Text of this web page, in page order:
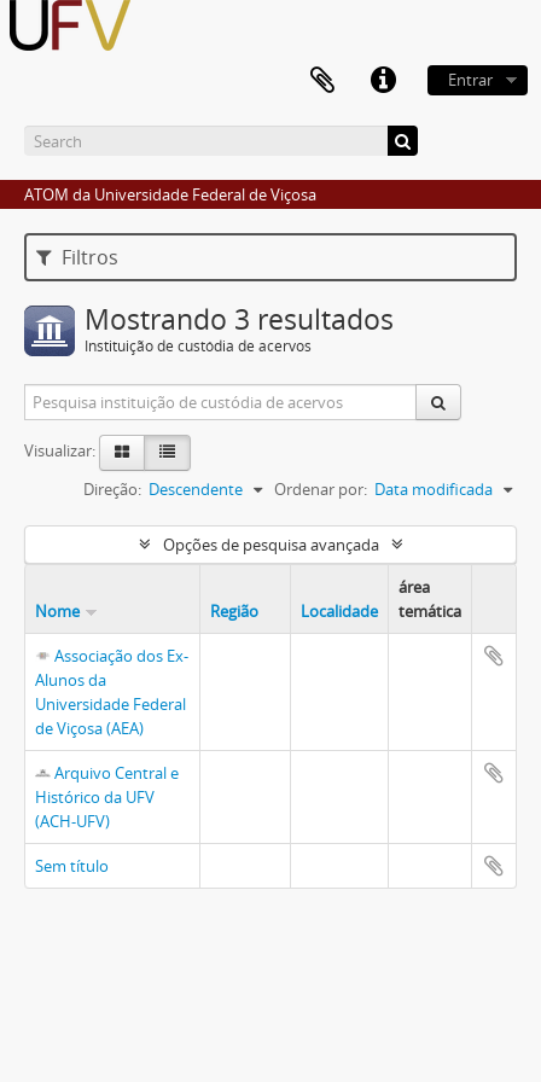
Entrar
ATOM da Universidade Federal de Viçosa
Filtros
Mostrando 3 resultados
Instituição de custódia de acervos
Visualizar:
Ordenar por: Data modificada
Direção: Descendente
Opções de pesquisa avançada
Nome Região Localidade
área
temática
Associação dos Ex-
Alunos da
Universidade Federal
de Viçosa (AEA)
Arquivo Central e
Histórico da UFV
(ACH-UFV)
Sem título